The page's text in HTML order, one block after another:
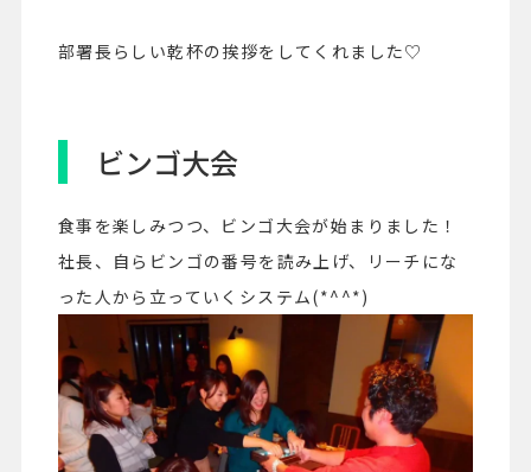
部署長らしい乾杯の挨拶をしてくれました♡
ビンゴ大会
食事を楽しみつつ、ビンゴ大会が始まりました！
社長、自らビンゴの番号を読み上げ、リーチにな
った人から立っていくシステム(*^^*)